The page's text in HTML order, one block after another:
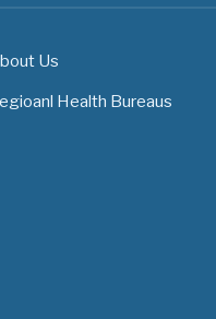
Us
Health Bureaus